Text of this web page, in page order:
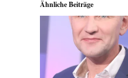
Ähnliche Beiträge